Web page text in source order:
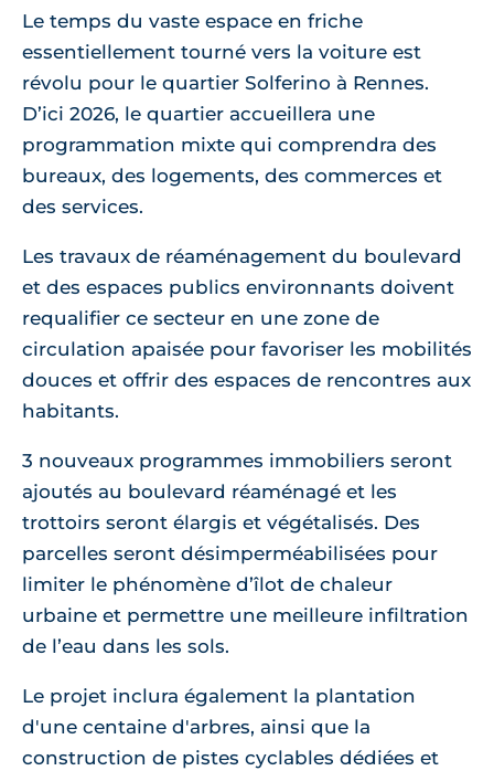
Le temps du vaste espace en friche
essentiellement tourné vers la voiture est
révolu pour le quartier Solferino à Rennes.
D’ici 2026, le quartier accueillera une
programmation mixte qui comprendra des
bureaux, des logements, des commerces et
des services.
Les travaux de réaménagement du boulevard
et des espaces publics environnants doivent
requalifier ce secteur en une zone de
circulation apaisée pour favoriser les mobilités
douces et offrir des espaces de rencontres aux
habitants.
3 nouveaux programmes immobiliers seront
ajoutés au boulevard réaménagé et les
trottoirs seront élargis et végétalisés. Des
parcelles seront désimperméabilisées pour
limiter le phénomène d’îlot de chaleur
urbaine et permettre une meilleure infiltration
de l’eau dans les sols.
Le projet inclura également la plantation
d'une centaine d'arbres, ainsi que la
construction de pistes cyclables dédiées et